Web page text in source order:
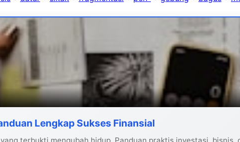
Lengkap Sukses Finansial